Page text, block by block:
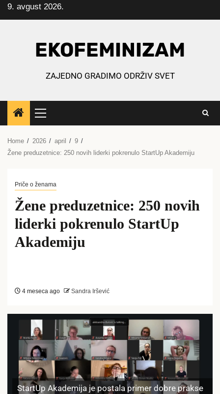
Skip
to
9. avgust 2026.
EKOFEMINIZAM
ZAJEDNO GRADIMO ODRŽIV SVET
Primary
Menu
Home 2026 april
9
Žene preduzetnice: 250 novih liderki pokrenulo StartUp Akademiju
Priče o ženama
Žene preduzetnice: 250 novih
liderki pokrenulo StartUp
Akademiju
4 meseca ago Sandra Iršević
StartUp Akademija je postala primer dobre prakse